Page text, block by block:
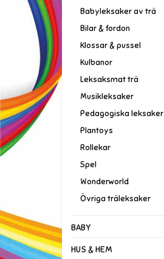
Babyleksaker av trä
Bilar & fordon
Klossar & pussel
Kulbanor
Leksaksmat trä
Musikleksaker
Pedagogiska leksaker
Plantoys
Rollekar
Spel
Wonderworld
Övriga träleksaker
BABY
HUS & HEM